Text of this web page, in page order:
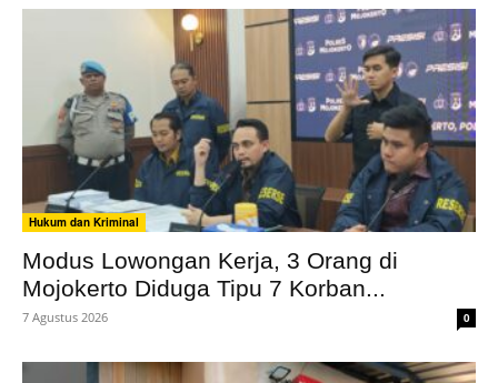
Hukum dan Kriminal
Modus Lowongan Kerja, 3 Orang di
Mojokerto Diduga Tipu 7 Korban...
7 Agustus 2026 0